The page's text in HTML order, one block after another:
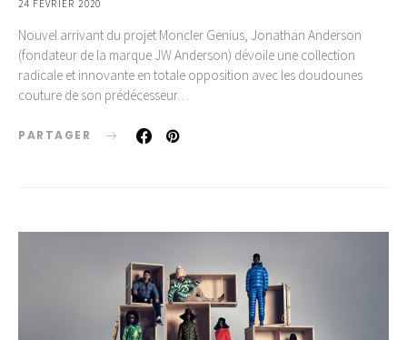
24 FÉVRIER 2020
Nouvel arrivant du projet Moncler Genius, Jonathan Anderson
(fondateur de la marque JW Anderson) dévoile une collection
radicale et innovante en totale opposition avec les doudounes
couture de son prédécesseur…
PARTAGER